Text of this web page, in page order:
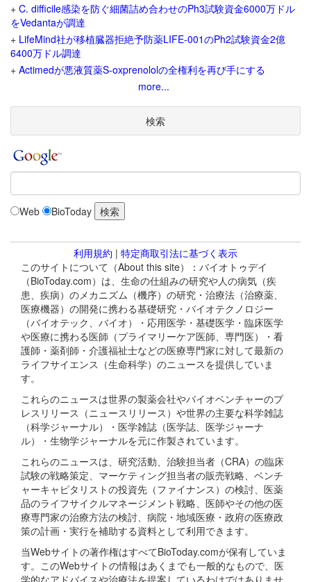
+ C. difficile感染を防ぐ細菌詰め合わせのPh3試験資金6000万ドル
をVedantaが調達
+ LifeMind社が移植臓器拒絶予防薬LIFE-001のPh2試験資金2億
6400万ドル調達
+ Actimedが悪液質薬S-oxprenololの全権利を再び手にする
more...
検索
Web BioToday
利用規約 | 特定商取引法に基づく表示
このサイトについて（About this site）：バイオトゥデイ
（BioToday.com）は、生命の仕組みの研究や人の病気（疾
患、疾病）のメカニズム（機序）の研究・治療法（治療薬、
医療機器）の開発に携わる基礎研究・バイオテクノロジー
（バイオテック、バイオ）・応用医学・基礎医学・臨床医学
や医療に携わる医師（プライマリーケア医師、専門医）・看
護師・薬剤師・介護福祉士などの医療専門家に対して最新の
ライフサイエンス（生命科学）のニュースを提供していま
す。
これらのニュースは世界の製薬会社やバイオベンチャーのプ
レスリリース（ニュースリリース）や世界の主要な科学雑誌
（科学ジャーナル）・医学雑誌（医学誌、医学ジャーナ
ル）・生物学ジャーナルを元に作製されています。
これらのニュースは、研究活動、治験担当者（CRA）の臨床
試験の戦略策定、マーケティング担当者の販売戦略、ベンチ
ャーキャピタリストの投資先（ファイナンス）の検討、医薬
品のライフサイクルマネージメント戦略、医師やその他の医
療専門家の治療方法の検討、病院・地域医療・政府の医療政
策の計画・実行を補助する資料として利用できます。
当Webサイトの著作権はすべてBioToday.comが保有していま
す。このWebサイトの情報はあくまでも一般的なもので、医